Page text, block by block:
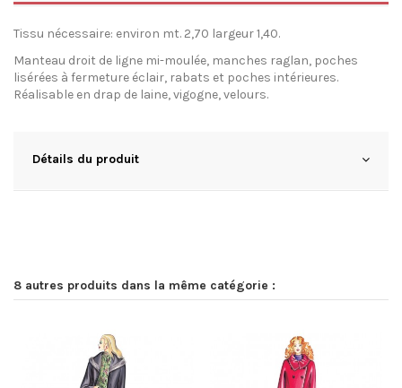
Tissu nécessaire: environ mt. 2,70 largeur 1,40.
Manteau droit de ligne mi-moulée, manches raglan, poches
lisérées à fermeture éclair, rabats et poches intérieures.
Réalisable en drap de laine, vigogne, velours.
Détails du produit
8 autres produits dans la même catégorie :